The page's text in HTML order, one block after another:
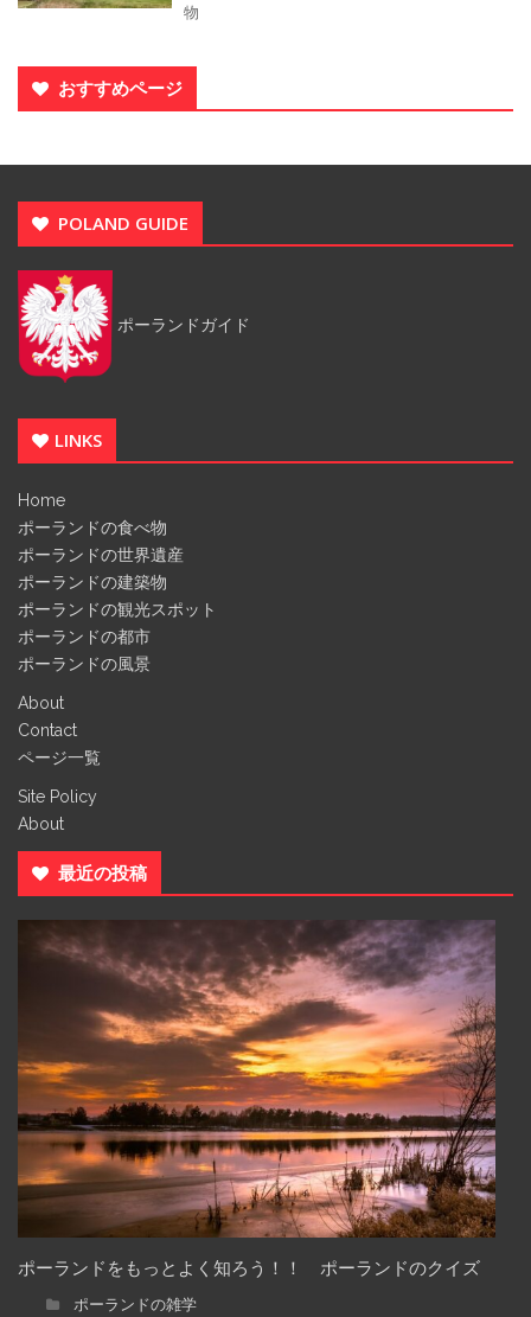
物
おすすめページ
POLAND GUIDE
ポーランドガイド
LINKS
Home
ポーランドの食べ物
ポーランドの世界遺産
ポーランドの建築物
ポーランドの観光スポット
ポーランドの都市
ポーランドの風景
About
Contact
ページ一覧
Site Policy
About
最近の投稿
ポーランドをもっとよく知ろう！！ ポーランドのクイズ
ポーランドの雑学